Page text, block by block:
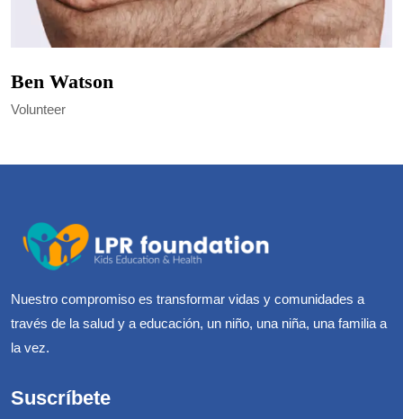
Ben Watson
Volunteer
Nuestro compromiso es transformar vidas y comunidades a
través de la salud y a educación, un niño, una niña, una familia a
la vez.
Suscríbete